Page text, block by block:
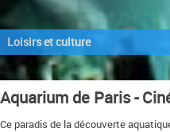
Loisirs et culture
Aquarium de Paris -
Ce paradis de la découverte